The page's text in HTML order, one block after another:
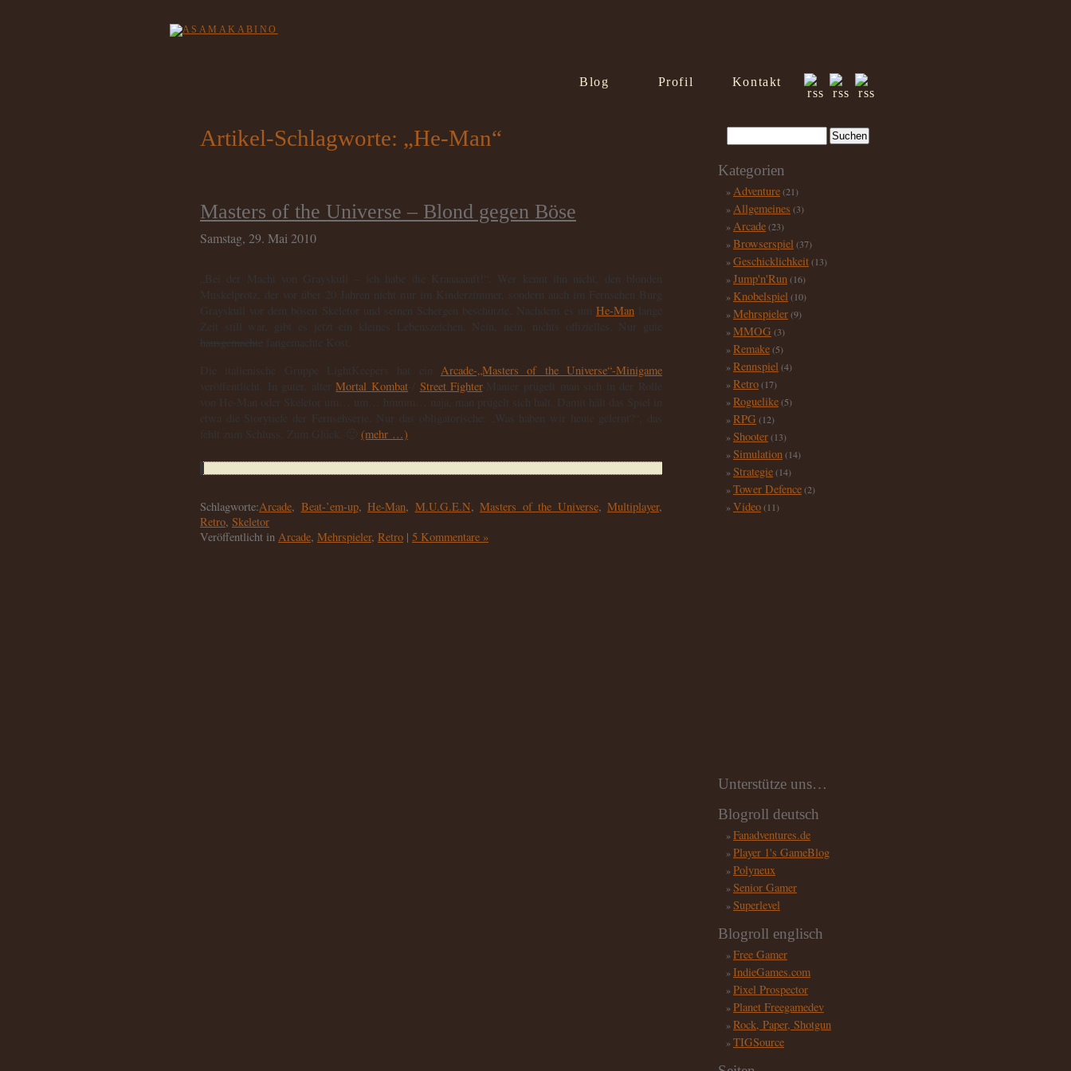
Blog Profil Kontakt
Artikel-Schlagworte: „He-Man“
Masters of the Universe – Blond gegen Böse
Samstag, 29. Mai 2010
He-Manlange
Arcade-„Masters of the Universe“-Minigame
veröffentlicht. In guter, alterMortal Kombat Street Fighter-Manier prügelt man sich in der Rolle
(mehr …)
Schlagworte:Arcade, Beat-’em-up, He-Man, M.U.G.E.N, Masters of the Universe, Multiplayer,
Retro, Skeletor
Veröffentlicht in Arcade, Mehrspieler, Retro | 5 Kommentare »
Kategorien
Adventure(21)
Allgemeines (3)
Arcade(23)
Browserspiel (37)
Geschicklichkeit(13)
Jump'n'Run(16)
Knobelspiel (10)
Mehrspieler(9)
MMOG (3)
Remake(5)
Rennspiel (4)
Retro(17)
Roguelike(5)
RPG (12)
Shooter(13)
Simulation(14)
Strategie(14)
Tower Defence(2)
Video(11)
Unterstütze uns…
Blogroll deutsch
Fanadventures.de
Player 1's GameBlog
Polyneux
Senior Gamer
Superlevel
Blogroll englisch
Free Gamer
IndieGames.com
Pixel Prospector
Planet Freegamedev
Rock, Paper, Shotgun
TIGSource